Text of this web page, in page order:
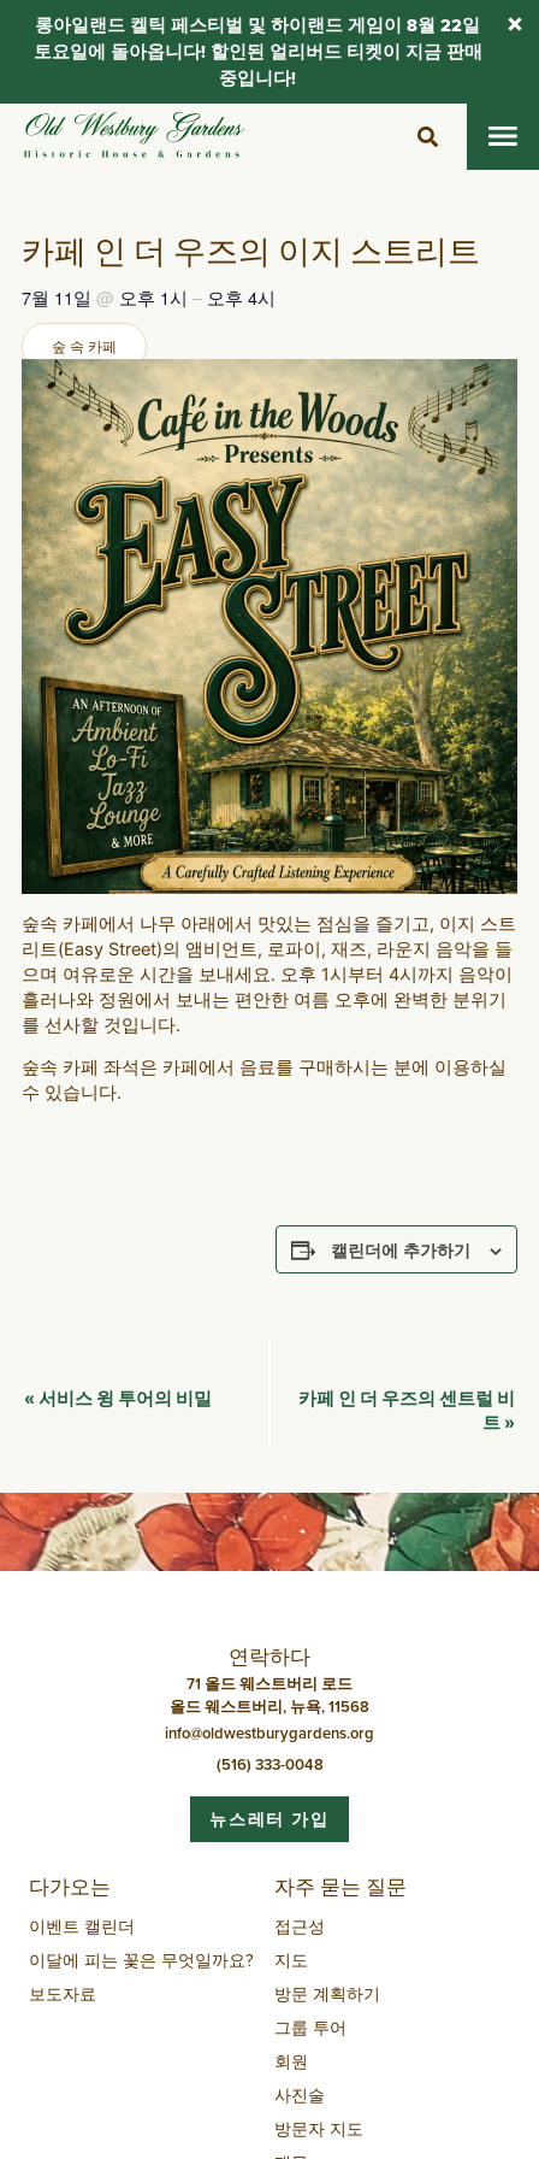
카페 인 더 우즈의 이지 스트리트
7월 11일 @ 오후 1시 – 오후 4시
숲 속 카페
숲속 카페에서 나무 아래에서 맛있는 점심을 즐기고, 이지 스트
리트(Easy Street)의 앰비언트, 로파이, 재즈, 라운지 음악을 들
으며 여유로운 시간을 보내세요. 오후 1시부터 4시까지 음악이
흘러나와 정원에서 보내는 편안한 여름 오후에 완벽한 분위기
를 선사할 것입니다.
숲속 카페 좌석은 카페에서 음료를 구매하시는 분에 이용하실
수 있습니다.
캘린더에 추가하기
이
네
비
게
« 서비스 윙 투어의 비밀
카페 인 더 우즈의 센트럴 비
트 »
연락하다
71 올드 웨스트버리 로드
올드 웨스트버리, 뉴욕, 11568
info@oldwestburygardens.org
(516) 333-0048
뉴스레터 가입
다가오는
이벤트 캘린더
이달에 피는 꽃은 무엇일까요?
보도자료
자주 묻는 질문
접근성
지도
방문 계획하기
그룹 투어
회원
사진술
방문자 지도
롱아일랜드 켈틱 페스티벌 및 하이랜드 게임이 8월 22일
토요일에 돌아옵니다! 할인된 얼리버드 티켓이 지금 판매
중입니다!